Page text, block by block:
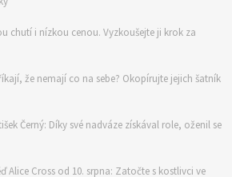
chutí i nízkou cenou. Vyzkoušejte ji krok za
že nemají co na sebe? Okopírujte jejich šatník
Černý: Díky své nadváze získával role, oženil se
Alice Cross od 10. srpna: Zatočte s kostlivci ve